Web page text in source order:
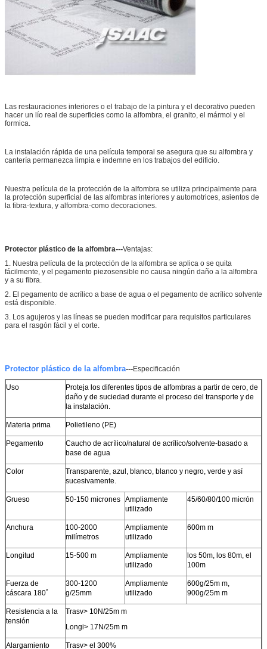
Deja un mensaje
¡Te llamaremos pronto!
Las restauraciones interiores o el trabajo de la pintura y el decorativo pueden
hacer un lío real de superficies como la alfombra, el granito, el mármol y el
formica.
La instalación rápida de una película temporal se asegura que su alfombra y
cantería permanezca limpia e indemne en los trabajos del edificio.
Nuestra película de la protección de la alfombra se utiliza principalmente para
la protección superficial de las alfombras interiores y automotrices, asientos de
la fibra-textura, y alfombra-como decoraciones.
Protector plástico de la alfombra---Ventajas:
1. Nuestra película de la protección de la alfombra se aplica o se quita
fácilmente, y el pegamento piezosensible no causa ningún daño a la alfombra
y a su fibra.
2. El pegamento de acrílico a base de agua o el pegamento de acrílico solvente
está disponible.
3. Los agujeros y las líneas se pueden modificar para requisitos particulares
para el rasgón fácil y el corte.
Protector plástico de la alfombra---Especificación
Uso
Proteja los diferentes tipos de alfombras a partir de cero, de
daño y de suciedad durante el proceso del transporte y de
la instalación.
Materia prima Polietileno (PE)
Pegamento
Caucho de acrílico/natural de acrílico/solvente-basado a
base de agua
Color
Transparente, azul, blanco, blanco y negro, verde y así
sucesivamente.
Grueso 50-150 micrones Ampliamente
utilizado
45/60/80/100 micrón
Anchura
100-2000
milímetros
Ampliamente
utilizado
600m m
Longitud 15-500 m
Ampliamente
utilizado
los 50m, los 80m, el
100m
Fuerza de
cáscara 180˚
300-1200
g/25mm
Ampliamente
utilizado
600g/25m m,
900g/25m m
Resistencia a la
tensión
Trasv> 10N/25m m
Longi> 17N/25m m
Alargamiento
Trasv> el 300%